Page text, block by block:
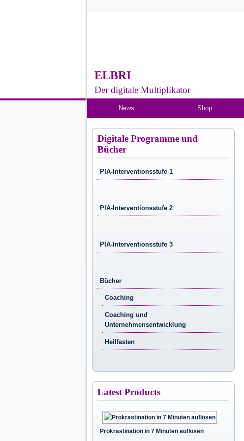
ELBRI
Der digitale Multiplikator
News Shop
Digitale Programme und
Bücher
PIA-Interventionsstufe 1
PIA-Interventionsstufe 2
PIA-Interventionsstufe 3
Bücher
Coaching
Coaching und
Unternehmensentwicklung
Heilfasten
Latest Products
Prokrastination in 7 Minuten auflösen